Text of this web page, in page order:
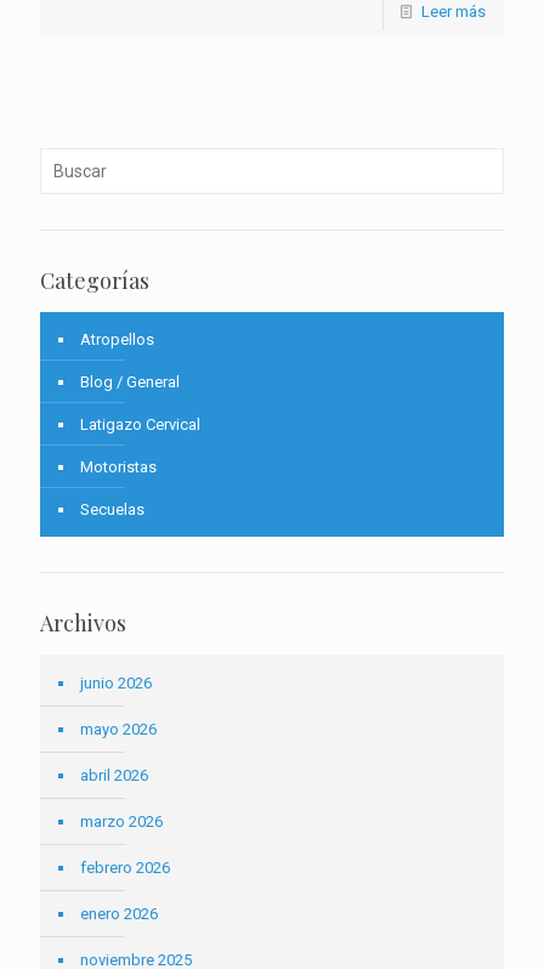
Leer más
Categorías
Atropellos
Blog / General
Latigazo Cervical
Motoristas
Secuelas
Archivos
junio 2026
mayo 2026
abril 2026
marzo 2026
febrero 2026
enero 2026
noviembre 2025